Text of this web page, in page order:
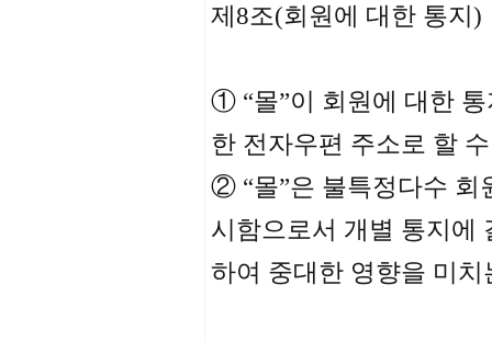
제8조(회원에 대한 통지)
① “몰”이 회원에 대한
한 전자우편 주소로 할
② “몰”은 불특정다수 회
시함으로서 개별 통지에
하여 중대한 영향을 미